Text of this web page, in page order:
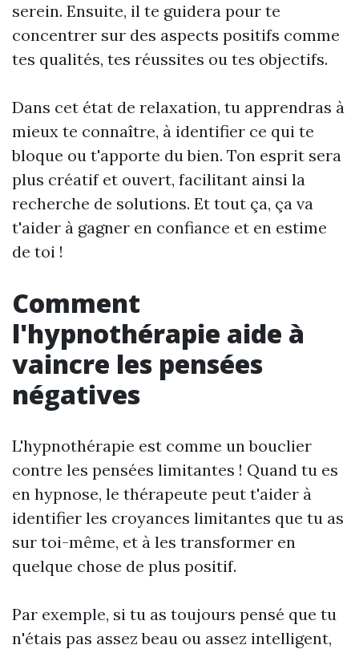
serein. Ensuite, il te guidera pour te
concentrer sur des aspects positifs comme
tes qualités, tes réussites ou tes objectifs.
Dans cet état de relaxation, tu apprendras à
mieux te connaître, à identifier ce qui te
bloque ou t'apporte du bien. Ton esprit sera
plus créatif et ouvert, facilitant ainsi la
recherche de solutions. Et tout ça, ça va
t'aider à gagner en confiance et en estime
de toi !
Comment
l'hypnothérapie aide à
vaincre les pensées
négatives
L'hypnothérapie est comme un bouclier
contre les pensées limitantes ! Quand tu es
en hypnose, le thérapeute peut t'aider à
identifier les croyances limitantes que tu as
sur toi-même, et à les transformer en
quelque chose de plus positif.
Par exemple, si tu as toujours pensé que tu
n'étais pas assez beau ou assez intelligent,